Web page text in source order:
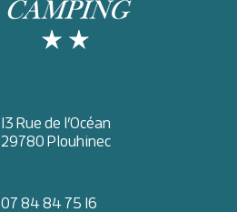
13 Rue de l’Océan
29780 Plouhinec
07 84 84 75 16